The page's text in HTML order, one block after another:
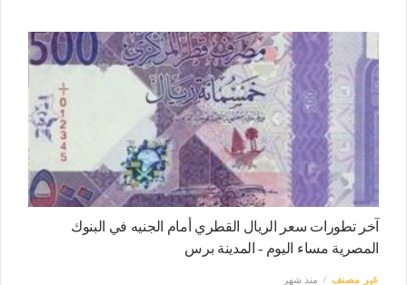
آخر تطورات سعر الريال القطري أمام الجنيه في البنوك
المصرية مساء اليوم - المدينة برس
غير مصنف منذ شهر